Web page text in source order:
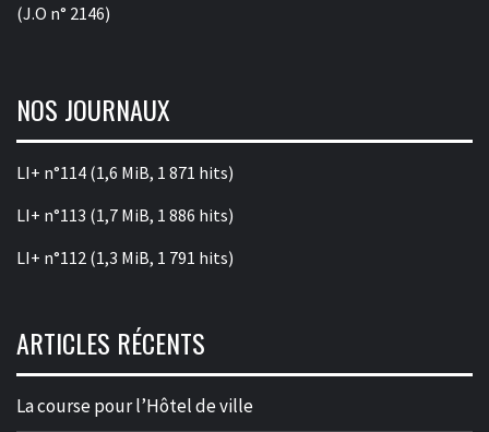
(J.O n° 2146)
NOS JOURNAUX
LI+ n°114 (1,6 MiB, 1 871 hits)
LI+ n°113 (1,7 MiB, 1 886 hits)
LI+ n°112 (1,3 MiB, 1 791 hits)
ARTICLES RÉCENTS
La course pour l’Hôtel de ville